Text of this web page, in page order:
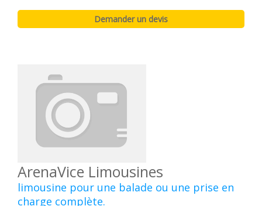
ArenaVice Limousines
limousine pour une balade ou une prise en
charge complète.